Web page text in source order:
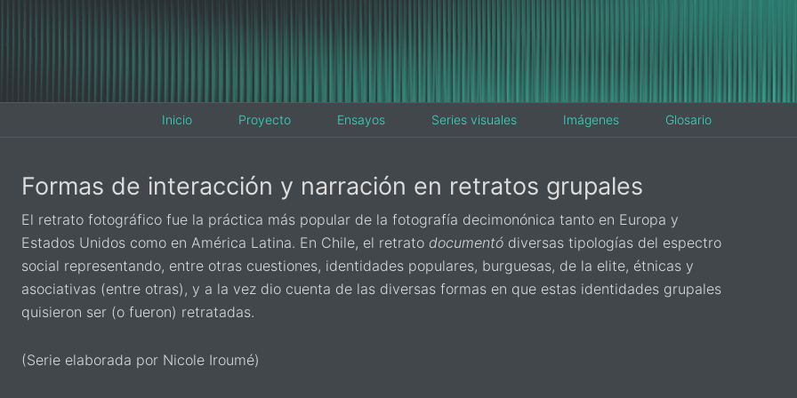
Inicio Proyecto Ensayos Series visuales Imágenes Glosario
Formas de interacción y narración en retratos grupales
El retrato fotográfico fue la práctica más popular de la fotografía decimonónica tanto en Europa y
Estados Unidos como en América Latina. En Chile, el retrato documentó diversas tipologías del espectro
social representando, entre otras cuestiones, identidades populares, burguesas, de la elite, étnicas y
asociativas (entre otras), y a la vez dio cuenta de las diversas formas en que estas identidades grupales
quisieron ser (o fueron) retratadas.
(Serie elaborada por Nicole Iroumé)